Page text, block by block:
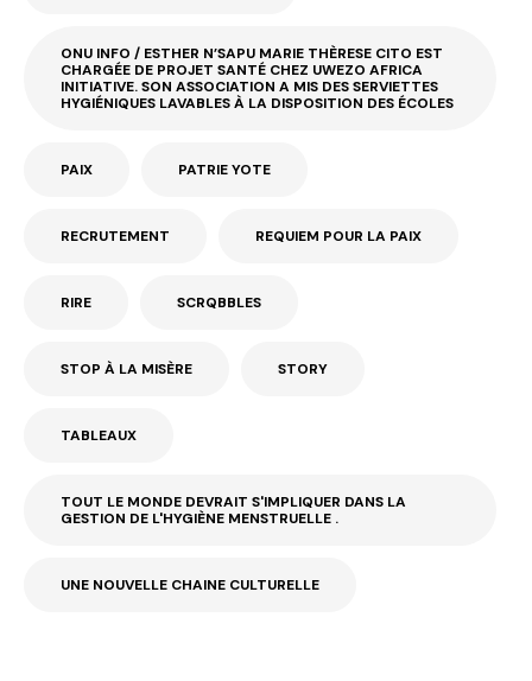
ONU INFO / ESTHER N’SAPU MARIE THÈRESE CITO EST
CHARGÉE DE PROJET SANTÉ CHEZ UWEZO AFRICA
INITIATIVE. SON ASSOCIATION A MIS DES SERVIETTES
HYGIÉNIQUES LAVABLES À LA DISPOSITION DES ÉCOLES
PAIX PATRIE YOTE
RECRUTEMENT REQUIEM POUR LA PAIX
RIRE SCRQBBLES
STOP À LA MISÈRE STORY
TABLEAUX
TOUT LE MONDE DEVRAIT S'IMPLIQUER DANS LA
GESTION DE L'HYGIÈNE MENSTRUELLE .
UNE NOUVELLE CHAINE CULTURELLE